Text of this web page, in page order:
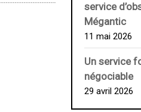
service
Mégantic
11 mai 2026
Un service
négociable
29 avril 2026